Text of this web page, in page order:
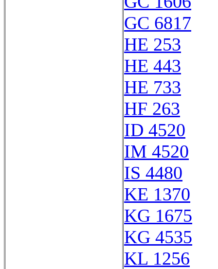
GC 6817
HE 253
HE 443
HE 733
HF 263
ID 4520
IM 4520
IS 4480
KE 1370
KG 1675
KG 4535
KL 1256